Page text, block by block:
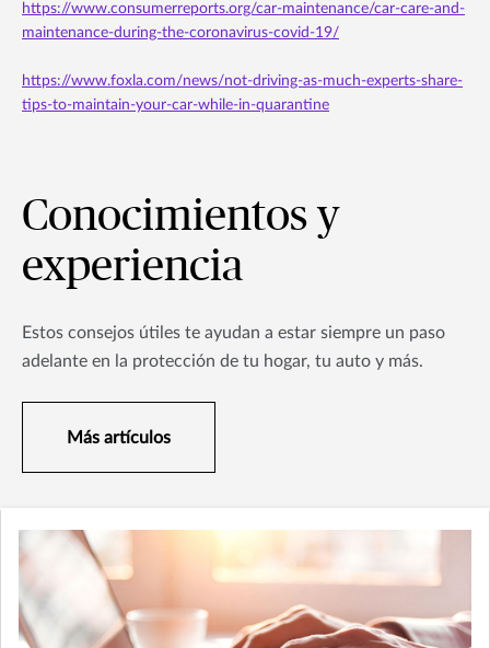
https://www.consumerreports.org/car-maintenance/car-care-and-
maintenance-during-the-coronavirus-covid-19/
https://www.foxla.com/news/not-driving-as-much-experts-share-
tips-to-maintain-your-car-while-in-quarantine
Conocimientos y
experiencia
Estos consejos útiles te ayudan a estar siempre un paso
adelante en la protección de tu hogar, tu auto y más.
Más artículos